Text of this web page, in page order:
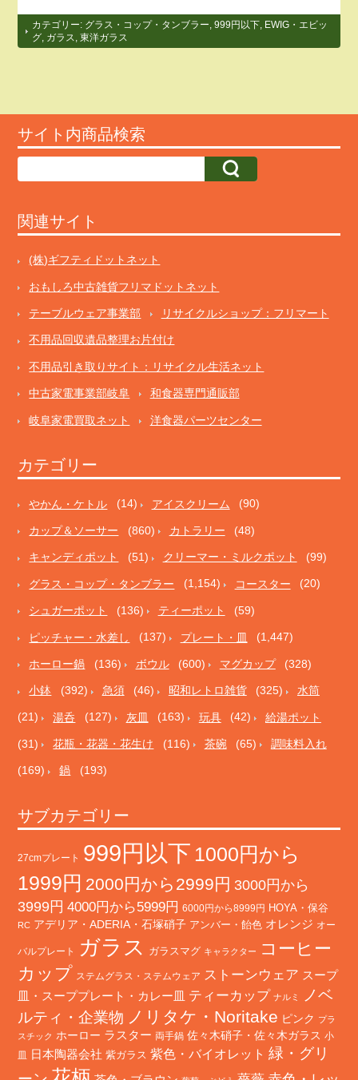
カテゴリー: グラス・コップ・タンブラー ,999円以下
EWIG・エビッ
グ ガラス ,東洋ガラス
サイト内商品検索
関連サイト
(株)ギフティドットネット
おもしろ中古雑貨フリマドットネット
テーブルウェア事業部 リサイクルショップ：フリマート
不用品回収遺品整理お片付け
不用品引き取りサイト：リサイクル生活ネット
中古家電事業部岐阜 和食器専門通販部
岐阜家電買取ネット 洋食器パーツセンター
カテゴリー
やかん・ケトル (14) アイスクリーム (90)
カップ＆ソーサー (860) カトラリー (48)
キャンディポット (51) クリーマー・ミルクポット (99)
グラス・コップ・タンブラー (1,154) コースター (20)
シュガーポット (136) ティーポット (59)
ピッチャー・水差し (137) プレート・皿 (1,447)
ホーロー鍋 (136) ボウル (600) マグカップ (328)
小鉢 (392) 急須 (46) 昭和レトロ雑貨 (325) 水筒
(21) 湯呑 (127) 灰皿 (163) 玩具 (42) 給湯ポット
(31) 花瓶・花器・花生け (116) 茶碗 (65) 調味料入れ
(169) 鍋 (193)
サブカテゴリー
27cmプレート 999円以下 1000円から
1999円 2000円から2999円 3000円から
3999円 4000円から5999円 6000円から8999円 HOYA・保谷
RC アデリア・ADERIA・石塚硝子 アンバー・飴色 オレンジ オー
バルプレート ガラス ガラスマグ キャラクター
コーヒー
カップ ステムグラス・ステムウェア ストーンウェア スープ
皿・スーププレート・カレー皿 ティーカップ ナルミ
ノベ
ルティ・企業物 ノリタケ・Noritake ピンク プラ
スチック ホーロー ラスター 両手鍋 佐々木硝子・佐々木ガラス 小
皿
日本陶器会社 紫ガラス 紫色・バイオレット 緑・グリ